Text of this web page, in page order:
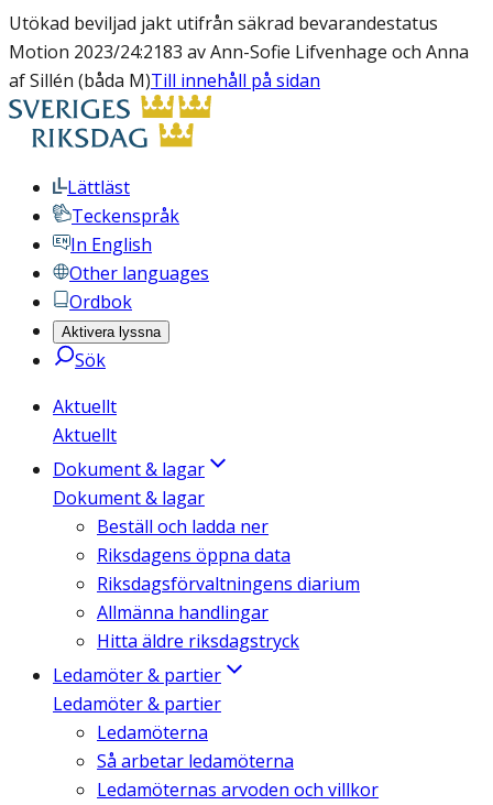
Utökad beviljad jakt utifrån säkrad bevarandestatus
Motion 2023/24:2183 av Ann-Sofie Lifvenhage och Anna
af Sillén (båda M)Till innehåll på sidan
Lättläst
Teckenspråk
In English
Other languages
Ordbok
Aktivera lyssna
Sök
Aktuellt
Aktuellt
Dokument & lagar
Dokument & lagar
Beställ och ladda ner
Riksdagens öppna data
Riksdagsförvaltningens diarium
Allmänna handlingar
Hitta äldre riksdagstryck
Ledamöter & partier
Ledamöter & partier
Ledamöterna
Så arbetar ledamöterna
Ledamöternas arvoden och villkor